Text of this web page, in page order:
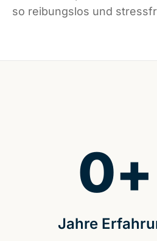
so reibungslos und
Jahre
0+